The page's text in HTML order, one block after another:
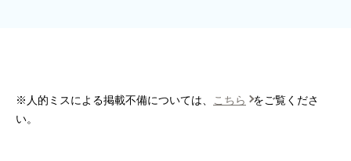
※人的ミスによる掲載不備については、 こちら
をご覧くださ
い。